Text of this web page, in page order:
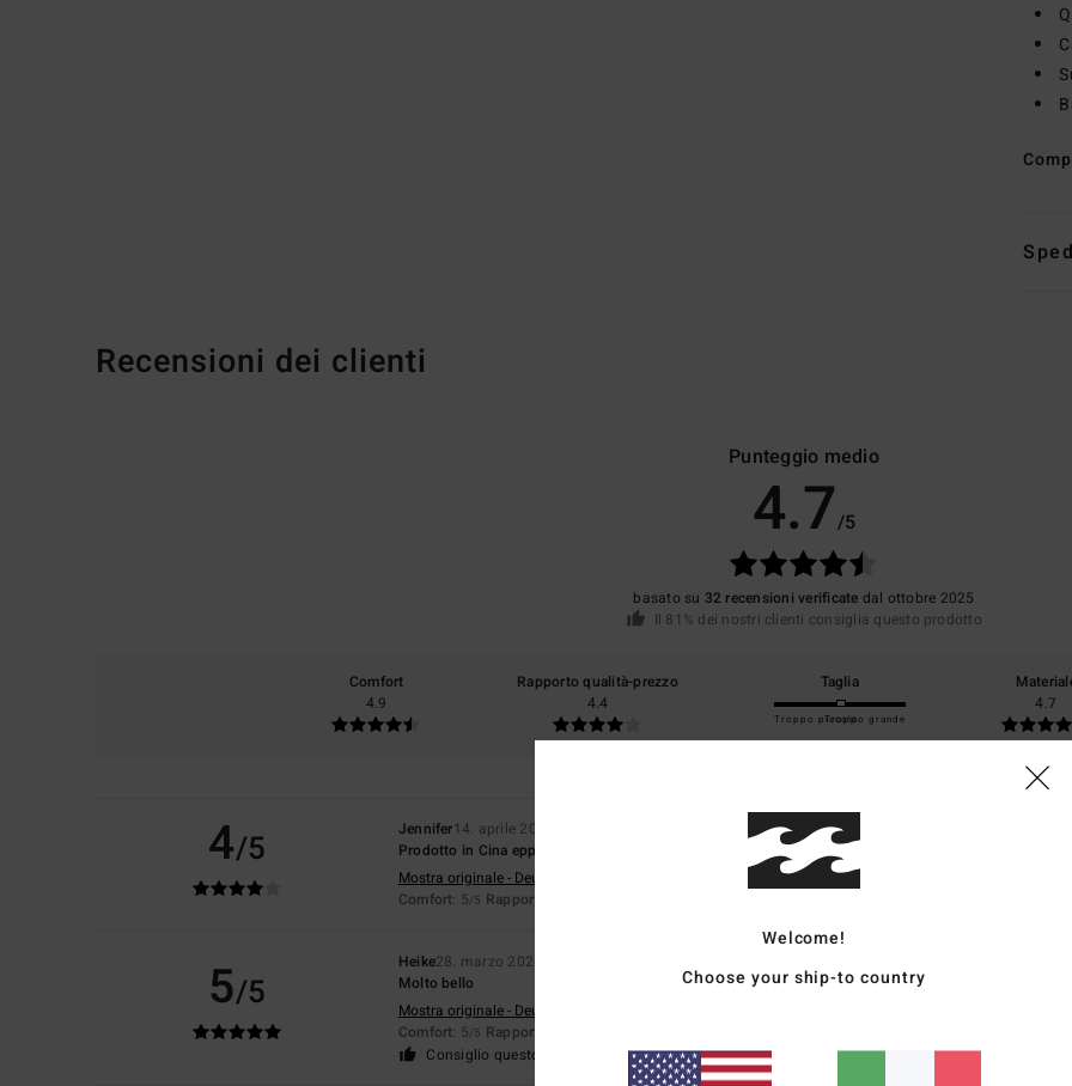
Recensioni dei clienti
Punteggio medio
4.7/5
basato su 32 recensioni verificate dal ottobre 2025
Il 81% dei nostri clienti consiglia questo prodotto
Comfort
4.9
Rapporto qualità-prezzo
4.4
Taglia
Troppo piccoloTroppo grande
4.7
4/5 Jennifer14. aprile 2026
Prodotto in Cina eppure così costoso
Mostra originale - Deutsch
Comfort: 5/5 Rapporto qualità-prezzo
5/5
Heike28. marzo 2026
Molto bello
Mostra originale - Deutsch
Comfort: 5/5 Rapporto qualità-prezzo
Consiglio questo prodotto
Welcome!
Choose your ship-to country